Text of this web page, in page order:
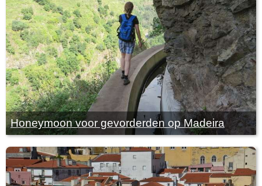
Honeymoon voor gevorderden op Madeira